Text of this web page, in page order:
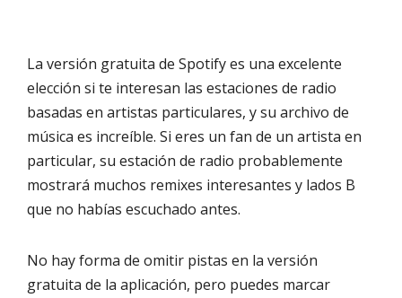
La versión gratuita de Spotify es una excelente
elección si te interesan las estaciones de radio
basadas en artistas particulares, y su archivo de
música es increíble. Si eres un fan de un artista en
particular, su estación de radio probablemente
mostrará muchos remixes interesantes y lados B
que no habías escuchado antes.
No hay forma de omitir pistas en la versión
gratuita de la aplicación, pero puedes marcar